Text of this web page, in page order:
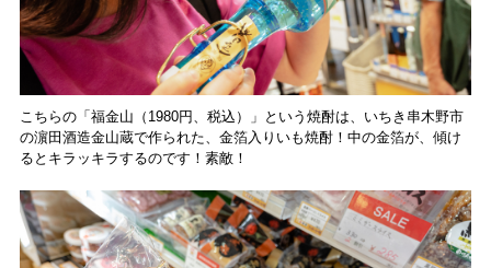
こちらの「福金山（1980円、税込）」という焼酎は、いちき串木野市
の濵田酒造金山蔵で作られた、金箔入りいも焼酎！中の金箔が、傾け
るとキラッキラするのです！素敵！